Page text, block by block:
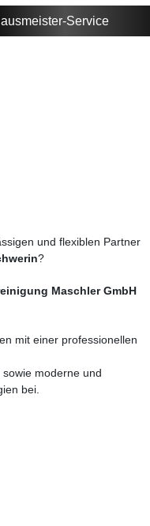
Service
und flexiblen Partner
?
Maschler GmbH
mit einer professionellen
moderne und
bei.